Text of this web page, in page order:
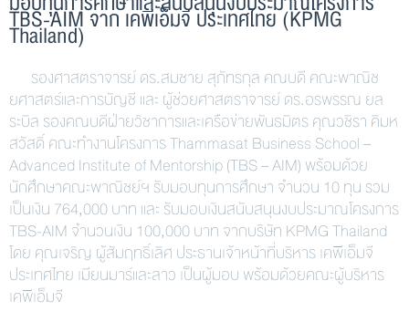
TBS-AIM จาก เคพีเอ็มจี ประเทศไทย (KPMG
Thailand)
รองศาสตราจารย์ ดร.สมชาย สุภัทรกุล คณบดี คณะพาณิช
ยศาสตร์และการบัญชี และ ผู้ช่วยศาสตราจารย์ ดร.อรพรรณ ยล
ระบิล รองคณบดีฝ่ายวิชาการและเครือข่ายพันธมิตร คุณวชิรา คิมห
สวัสดิ์ คณะทำงานโครงการ Thammasat Business School –
Advanced Institute of Mentorship (TBS – AIM) พร้อมด้วย
นักศึกษาคณะพาณิชย์ฯ รับมอบทุนการศึกษา จำนวน 10 ทุน รวม
เป็นเงิน 764,000 บาท และ รับมอบเงินสนับสนุนงบประมาณโครงการ
TBS-AIM จำนวนเงิน 100,000 บาท จากบริษัท KPMG Thailand
โดย คุณเจริญ ผู้สัมฤทธิ์เลิศ ประธานเจ้าหน้าที่บริหาร เคพีเอ็มจี
ประเทศไทย เมียนมาร์และลาว เป็นผู้มอบ พร้อมด้วยคณะผู้บริหาร
เคพีเอ็มจี